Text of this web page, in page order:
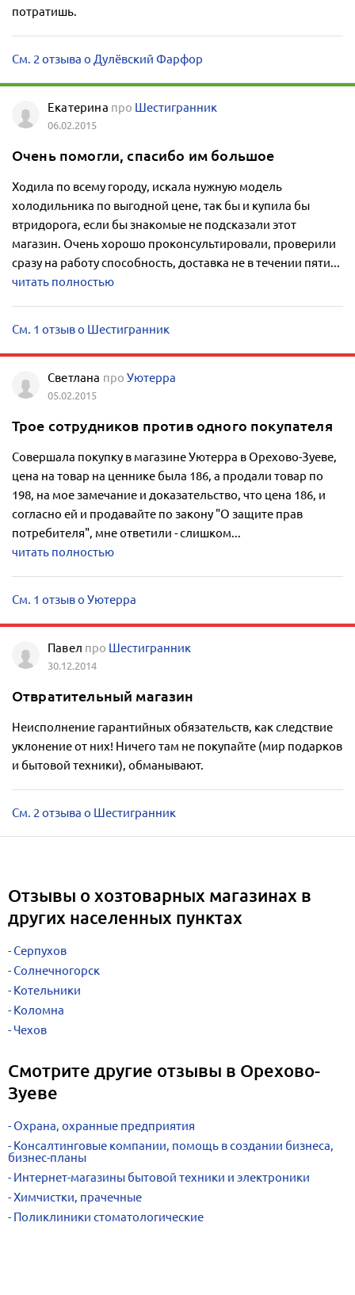
потратишь.
См. 2 отзыва о Дулёвский Фарфор
Екатерина про Шестигранник
06.02.2015
Очень помогли, спасибо им большое
Ходила по всему городу, искала нужную модель
холодильника по выгодной цене, так бы и купила бы
втридорога, если бы знакомые не подсказали этот
магазин. Очень хорошо проконсультировали, проверили
сразу на работу способность, доставка не в течении пяти...
читать полностью
См. 1 отзыв о Шестигранник
Светлана про Уютерра
05.02.2015
Трое сотрудников против одного покупателя
Совершала покупку в магазине Уютерра в Орехово-Зуеве,
цена на товар на ценнике была 186, а продали товар по
198, на мое замечание и доказательство, что цена 186, и
согласно ей и продавайте по закону "О защите прав
потребителя", мне ответили - слишком...
читать полностью
См. 1 отзыв о Уютерра
Павел про Шестигранник
30.12.2014
Отвратительный магазин
Неисполнение гарантийных обязательств, как следствие
уклонение от них! Ничего там не покупайте (мир подарков
и бытовой техники), обманывают.
См. 2 отзыва о Шестигранник
Отзывы о хозтоварных магазинах в
других населенных пунктах
Серпухов
Солнечногорск
Котельники
Коломна
Чехов
Смотрите другие отзывы в Орехово-
Зуеве
Охрана, охранные предприятия
Консалтинговые компании, помощь в создании бизнеса,
бизнес-планы
Интернет-магазины бытовой техники и электроники
Химчистки, прачечные
Поликлиники стоматологические